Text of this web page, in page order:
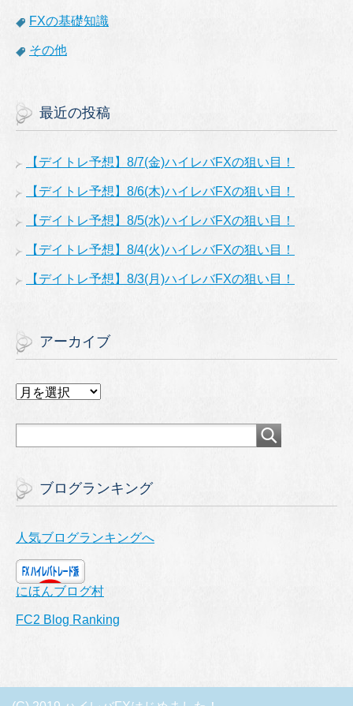
FXの基礎知識
その他
最近の投稿
【デイトレ予想】8/7(金)ハイレバFXの狙い目！
【デイトレ予想】8/6(木)ハイレバFXの狙い目！
【デイトレ予想】8/5(水)ハイレバFXの狙い目！
【デイトレ予想】8/4(火)ハイレバFXの狙い目！
【デイトレ予想】8/3(月)ハイレバFXの狙い目！
アーカイブ
ア
カ
ブログランキング
人気ブログランキングへ
にほんブログ村
FC2 Blog Ranking